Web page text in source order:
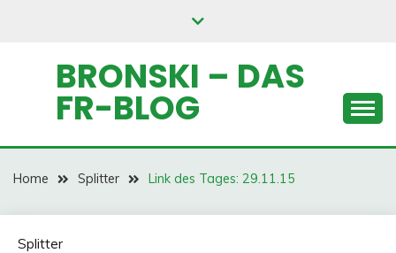
BRONSKI – DAS
FR-BLOG
Home Splitter Link des Tages: 29.11.15
Splitter